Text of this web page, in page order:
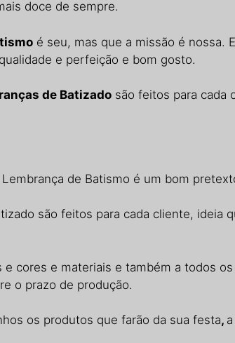
doce de sempre.
é seu, mas que a missão é nossa.
e perfeição e bom gosto.
de Batizado são feitos para cada
de Batismo é um bom
são feitos para cada cliente,
cores e materiais e também a todos
o prazo de produção.
os produtos que farão da sua festa,